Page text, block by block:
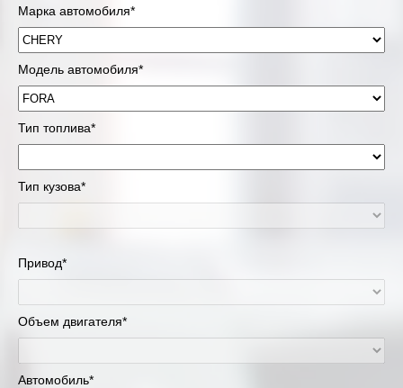
Марка автомобиля*
Модель автомобиля*
Тип топлива*
Тип кузова*
Привод*
Объем двигателя*
Автомобиль*